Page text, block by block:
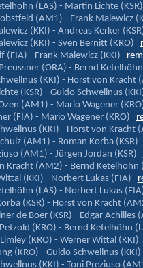
(LAS) - Martin Lichte
(AM1) - Frank Malewicz
(KKI) - Andreas Kerker
(KKI) - Sven Bernitt (KRO)
- Frank Malewicz (KKI)
(ORA) - Bernd
(KKI) - Horst von Kracht
(KSR) - Guido Schwellnus
(AM1) - Mario Wagener
(FIA) - Mario Wagener (KRO)
(KKI) - Horst von Kracht
(AM1) - Roman Korba (KSR)
(AM1) - Jürgen Jordan (KSR)
(AM2) - Bernd Ketelhöhn
(KKI) - Norbert Lukas (FIA)
(LAS) - Norbert Lukas
(KSR) - Horst von Kracht
de Boer (KSR) - Edgar Achilles
(KRO) - Bernd Ketelhöhn
(KRO) - Werner Wittal (KKI)
(KRO) - Guido Schwellnus (KKI)
(KKI) - Toni Preziuso